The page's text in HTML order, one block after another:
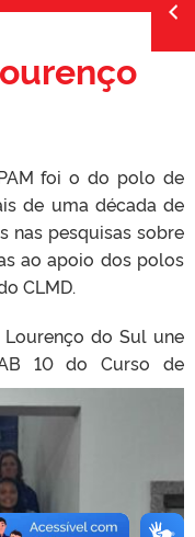
foi o do polo de
de uma década de
nas pesquisas sobre
ao apoio dos polos
CLMD.
do Sul une
10 do Curso de